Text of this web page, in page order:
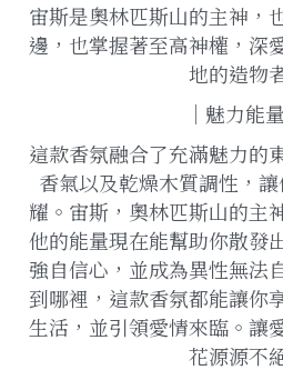
宙斯是奧林匹斯山的主神，
邊，也掌握著至高神權，深
地的造物
｜魅力能
這款香氛融合了充滿魅力的
香氣以及乾燥木質調性，
耀。宙斯，奧林匹斯山的主
他的能量現在能幫助你散發
強自信心，並成為異性無法
到哪裡，這款香氛都能讓你
生活，並引領愛情來臨。讓
花源源不